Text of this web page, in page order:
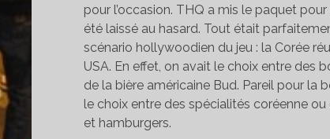
pour l’occasion. THQ a mis le paquet pour
été laissé au hasard. Tout était
scénario hollywoodien du jeu : la Corée
USA. En effet, on avait le choix entre des
de la bière américaine Bud. Pareil pour la
le choix entre des spécialités coréenne
et hamburgers.